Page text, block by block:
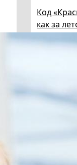
Код
как за
выбрать